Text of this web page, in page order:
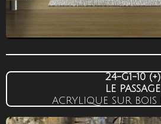
24-G1-10 (+)
LE PASSAGE
ACRYLIQUE SUR BOIS